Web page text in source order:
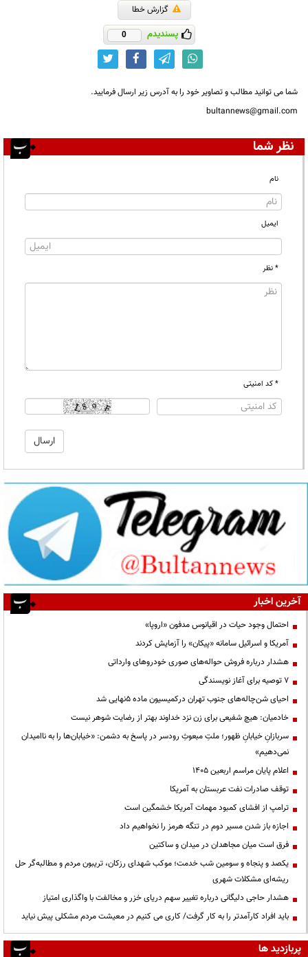
گزارش خطا
پسندیدم 0
شما می توانید مطالب و تصاویر خود را به آدرس زیر ارسال فرمایید.
bultannews@gmail.com
نظر شما
نام
ایمیل
* نظر
* کد امنیتی
آخرین اخبار
احتمال وجود حیات در اقیانوس مدفون «اروپا»
آمریکا و اسرائیل سامانه «پیکان» را آزمایش کردند
هشدار درباره فروش حواله‌های صوری خودروهای وارداتی
۷ توصیه برای آغاز نویسندگی
احیای شن‌چاله‌های جنوب تهران درکمیسیون ماده ۵نهایی شد
خادمیان: هیچ شفیعی برای زن نزد خداوند بهتر از رضایت شوهر نیست
سربازانِ خیابانِ ظهور؛ ملتِ مبعوثِ رودسر در پاسخ به دشمن: «خیابان‌ها را به ناامیدان
نمی‌دهیم»
اعلام پایان مراسم اربعین ۱۴۰۵
توقف صادرات نفت عربستان به آمریکا
ترامپ از افشای کمبود مهمات آمریکا خشمگین است
اجازه باز شدن مسیر دوم در تنگه هرمز را نخواهیم داد
فرق است میان مجاهدان در میدان و ساکتین
یکصد و پنجاه و سومین شب خدمت؛ موکب شهدای رزکان، تریبون مردم و مطالبه‌گر حل
ریشه‌ای مشکلات شهری
هشدار حاجی دلیگانی درباره تغییر سهم دریای خزر و مخالفت با واگذاری امتیاز
باید افراد کارآمدتر را به کار گرفت/ کاری می کنیم در معیشت مردم مشکلی پیش نیاید
پربازدید ها